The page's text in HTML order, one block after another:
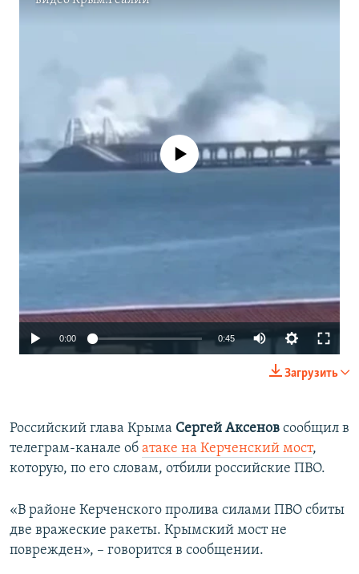
720p
No media source currently available
0:00 0:45
240p
720p
1080p
Загрузить
Российский глава Крыма Сергей Аксенов сообщил в
телеграм-канале об атаке на Керченский мост,
которую, по его словам, отбили российские ПВО.
«В районе Керченского пролива силами ПВО сбиты
две вражеские ракеты. Крымский мост не
поврежден», – говорится в сообщении.